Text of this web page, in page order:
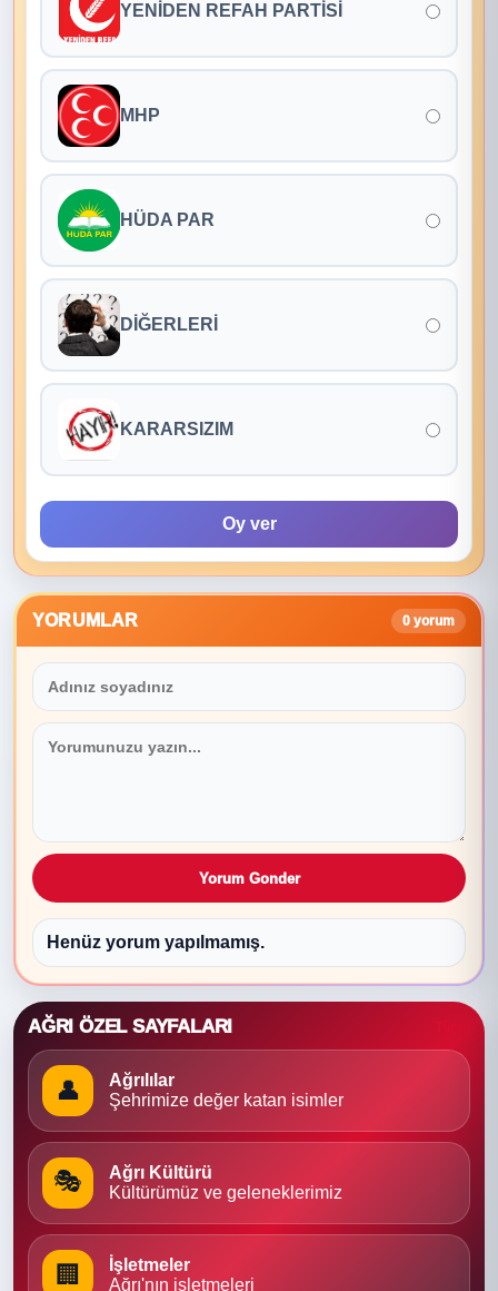
YENİDEN REFAH PARTİSİ
MHP
HÜDA PAR
DİĞERLERİ
KARARSIZIM
Oy ver
YORUMLAR 0 yorum
Yorum Gonder
Henüz yorum yapılmamış.
AĞRI ÖZEL SAYFALARI
👤
Ağrılılar
Şehrimize değer katan isimler
🎭
Ağrı Kültürü
Kültürümüz ve geleneklerimiz
🏢
İşletmeler
Ağrı'nın işletmeleri